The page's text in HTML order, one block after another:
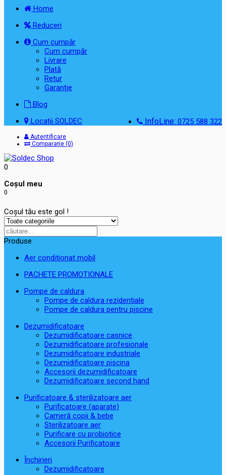
Home
Reduceri
Cum cumpăr
Cum cumpăr
Livrare
Plată
Retur
Garanție
Blog
InfoLine: 0725 588 322
Locații SOLDEC
Autentificare
Comparație (0)
0
Coşul meu
0
Coșul tău este gol !
Produse
Aer conditionat mobil
PACHETE PROMOTIONALE
Pompe de caldura
Pompe de caldura rezidentiale
Pompe de caldura pentru piscine
Dezumidificatoare
Dezumidificatoare casnice
Dezumidificatoare profesionale
Dezumidificatoare industriale
Dezumidificatoare piscina
Accesorii dezumidificatoare
Dezumidificatoare second hand
Purificatoare & sterilizatoare aer
Purificatoare (aparate)
Cameră copii & bebe
Sterilizatoare aer
Purificare cu probiotice
Accesorii Purificatoare
Închirieri
Dezumidificatoare